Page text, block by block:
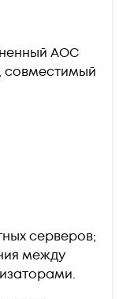
AOC
совместимый
серверов;
между